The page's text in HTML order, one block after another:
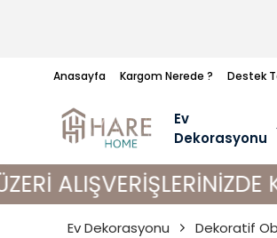
Anasayfa Kargom Nerede ? Destek
Ev
Dekorasyonu
KARGO
Ev Dekorasyonu Dekoratif